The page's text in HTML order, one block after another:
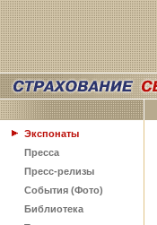
Экспонаты
Пресса
Пресс-релизы
События (Фото)
Библиотека